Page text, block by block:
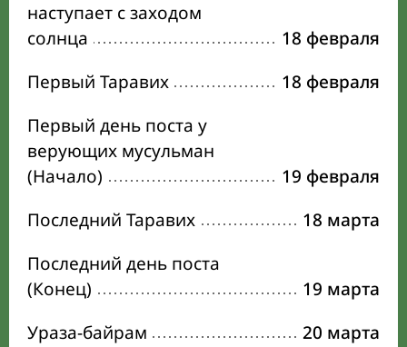
наступает с заходом
солнца
18 февраля
Первый Таравих
18 февраля
Первый день поста у
верующих мусульман
(Начало)
19 февраля
Последний Таравих
18 марта
Последний день поста
(Конец)
19 марта
Ураза-байрам
20 марта